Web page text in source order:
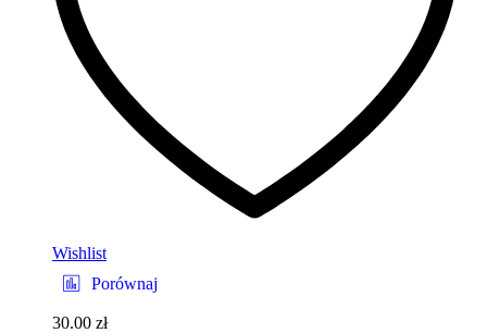
Wishlist
Porównaj
30.00 zł